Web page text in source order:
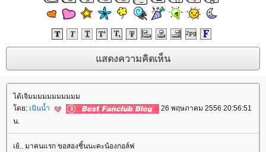
ได้เจิมมมมมมมมมมม
ดย: เนินน้ำ
26 พฤษภาคม 2556 20:56:51
น.
เย้.. มาคนแรก ขอสองชิ้นนะคะน้องกอล์ฟ